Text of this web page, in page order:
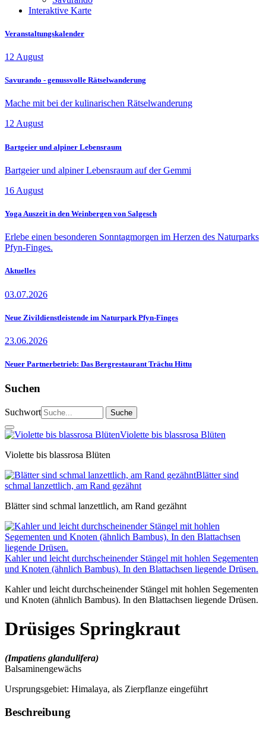
Interaktive Karte
Veranstaltungskalender
12 August
Savurando - genussvolle Rätselwanderung
Mache mit bei der kulinarischen Rätselwanderung
12August
Bartgeier und alpiner Lebensraum
Bartgeier und alpiner Lebensraum auf der Gemmi
16 August
Yoga Auszeit in den Weinbergen von Salgesch
Erlebe einen besonderen Sonntagmorgen im Herzen des Naturparks
Pfyn-Finges.
Aktuelles
03.07.2026
Neue Zivildienstleistende im Naturpark Pfyn-Finges
23.06.2026
Neuer Partnerbetrieb: Das Bergrestaurant Trächu Hittu
Suchen
Suchwort
Violette bis blassrosa Blüten
Violette bis blassrosa Blüten
Blätter sind
schmal lanzettlich, am Rand gezähnt
Blätter sind schmal lanzettlich, am Rand gezähnt
Kahler und leicht durchscheinender Stängel mit hohlen Segementen
und Knoten (ähnlich Bambus). In den Blattachsen liegende Drüsen.
Kahler und leicht durchscheinender Stängel mit hohlen Segementen
und Knoten (ähnlich Bambus). In den Blattachsen liegende Drüsen.
Drüsiges Springkraut
(Impatiens glandulifera)
Balsaminengewächs
Ursprungsgebiet: Himalaya, als Zierpflanze eingeführt
Beschreibung